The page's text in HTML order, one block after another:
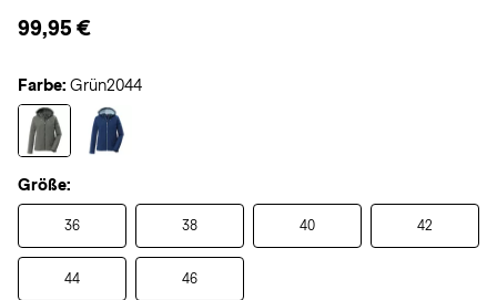
99,95 €
Farbe: Grün2044
Größe:
36 38 40 42
44 46